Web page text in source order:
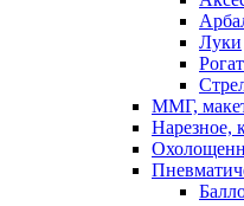
Луки
ММГ,
Нарезное,